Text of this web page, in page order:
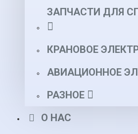
ЗАПЧАСТИ ДЛЯ
КРАНОВОЕ
АВИАЦИОННОЕ
РАЗНОЕ
О НАС